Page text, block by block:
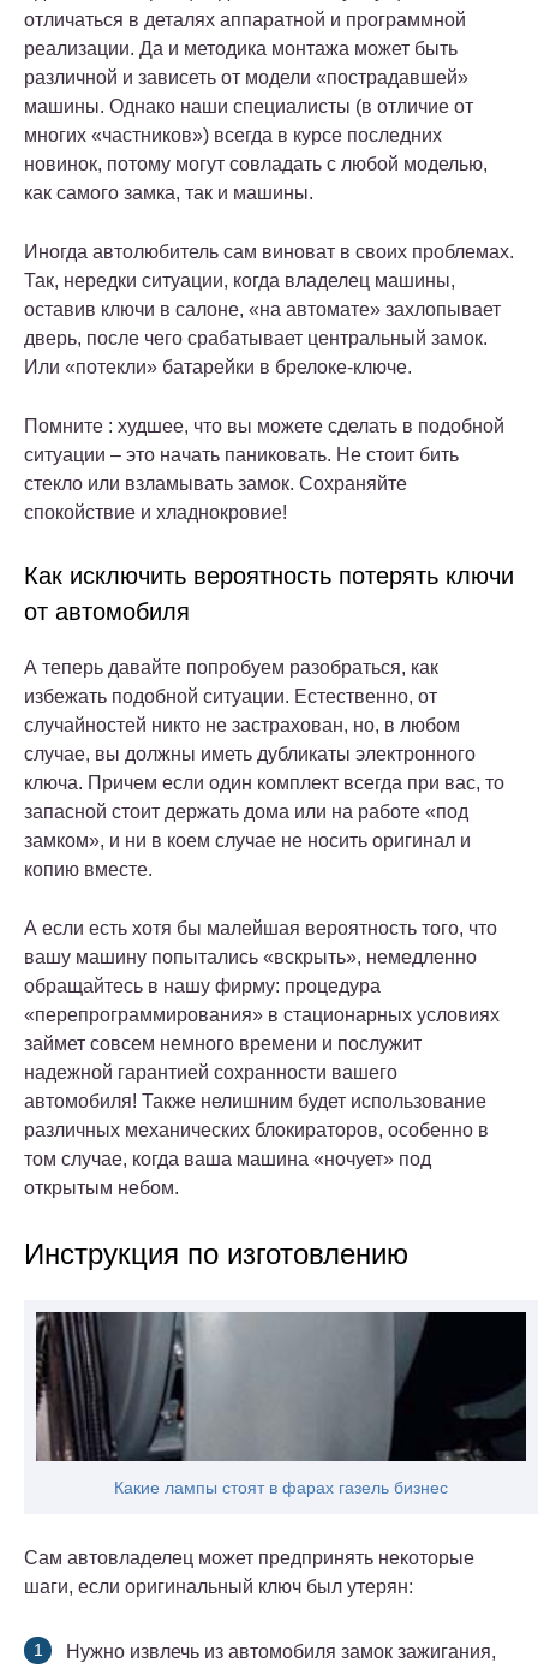
отличаться в деталях аппаратной и программной
реализации. Да и методика монтажа может быть
различной и зависеть от модели «пострадавшей»
машины. Однако наши специалисты (в отличие от
многих «частников») всегда в курсе последних
новинок, потому могут совладать с любой моделью,
как самого замка, так и машины.
Иногда автолюбитель сам виноват в своих проблемах.
Так, нередки ситуации, когда владелец машины,
оставив ключи в салоне, «на автомате» захлопывает
дверь, после чего срабатывает центральный замок.
Или «потекли» батарейки в брелоке-ключе.
Помните : худшее, что вы можете сделать в подобной
ситуации – это начать паниковать. Не стоит бить
стекло или взламывать замок. Сохраняйте
спокойствие и хладнокровие!
Как исключить вероятность потерять ключи
от автомобиля
А теперь давайте попробуем разобраться, как
избежать подобной ситуации. Естественно, от
случайностей никто не застрахован, но, в любом
случае, вы должны иметь дубликаты электронного
ключа. Причем если один комплект всегда при вас, то
запасной стоит держать дома или на работе «под
замком», и ни в коем случае не носить оригинал и
копию вместе.
А если есть хотя бы малейшая вероятность того, что
вашу машину попытались «вскрыть», немедленно
обращайтесь в нашу фирму: процедура
«перепрограммирования» в стационарных условиях
займет совсем немного времени и послужит
надежной гарантией сохранности вашего
автомобиля! Также нелишним будет использование
различных механических блокираторов, особенно в
том случае, когда ваша машина «ночует» под
открытым небом.
Инструкция по изготовлению
Какие лампы стоят в фарах газель бизнес
Сам автовладелец может предпринять некоторые
шаги, если оригинальный ключ был утерян:
Нужно извлечь из автомобиля замок зажигания,